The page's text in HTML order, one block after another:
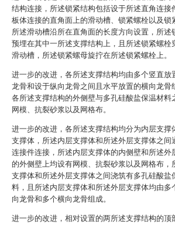
结构连接，所述锁紧结构包括设于所述直角连接
板体连接的直角面上的滑动槽、锁紧螺栓以及锁
所述滑动槽沿所在直角面的长度方向设置，所述
预埋在其中一所述支撑结构上，且所述锁紧螺栓
滑动槽，所述锁紧螺母旋拧在所述锁紧螺栓上。
进一步的改进，各所述支撑结构均由多个竖直放
龙骨和设于纵向龙骨之间且水平放置的横向龙骨
各所述支撑结构的外侧壁与多孔硅酸盐保温材料
网模、抗裂砂浆以及网格布。
进一步的改进，各所述支撑结构均分为内层支撑
支撑体，所述内层支撑体和所述外层支撑体之间
连接件连接，所述内层支撑体的内侧壁和所述外
的外侧壁上均设有网模、抗裂砂浆以及网格布，
支撑体和所述外层支撑体之间浇筑有多孔硅酸盐
料，且所述内层支撑体和所述外层支撑体均由多
向龙骨和多个横向龙骨组成。
进一步的改进，相对设置的两所述支撑结构的顶